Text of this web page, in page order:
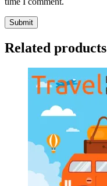
Related products